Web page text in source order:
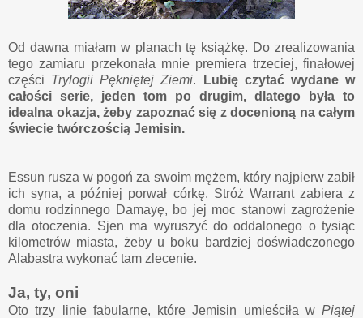
Od dawna miałam w planach tę książkę. Do zrealizowania
tego zamiaru przekonała mnie premiera trzeciej, finałowej
części Trylogii Pękniętej Ziemi. Lubię czytać wydane w
całości serie, jeden tom po drugim, dlatego była to
idealna okazja, żeby zapoznać się z docenioną na całym
świecie twórczością Jemisin.
Essun rusza w pogoń za swoim mężem, który najpierw zabił
ich syna, a później porwał córkę. Stróż Warrant zabiera z
domu rodzinnego Damayę, bo jej moc stanowi zagrożenie
dla otoczenia. Sjen ma wyruszyć do oddalonego o tysiąc
kilometrów miasta, żeby u boku bardziej doświadczonego
Alabastra wykonać tam zlecenie.
Ja, ty, oni
Oto trzy linie fabularne, które Jemisin umieściła w Piątej